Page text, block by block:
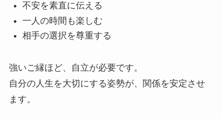
不安を素直に伝える
一人の時間も楽しむ
相手の選択を尊重する
強いご縁ほど、自立が必要です。
自分の人生を大切にする姿勢が、関係を安定させ
ます。